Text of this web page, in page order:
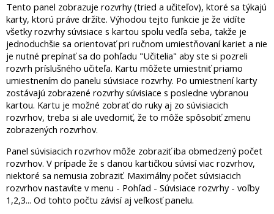
Tento panel zobrazuje rozvrhy (tried a učiteľov), ktoré sa týkajú
karty, ktorú práve držíte. Výhodou tejto funkcie je že vidíte
všetky rozvrhy súvisiace s kartou spolu vedľa seba, takže je
jednoduchšie sa orientovať pri ručnom umiestňovaní kariet a nie
je nutné prepínať sa do pohľadu "Učitelia" aby ste si pozreli
rozvrh príslušného učiteľa. Kartu môžete umiestniť priamo
umiestnením do panelu súvisiace rozvrhy. Po umiestnení karty
zostávajú zobrazené rozvrhy súvisiace s posledne vybranou
kartou. Kartu je možné zobrať do ruky aj zo súvisiacich
rozvrhov, treba si ale uvedomiť, že to môže spôsobiť zmenu
zobrazených rozvrhov.
Panel súvisiacich rozvrhov môže zobraziť iba obmedzený počet
rozvrhov. V prípade že s danou kartičkou súvisí viac rozvrhov,
niektoré sa nemusia zobraziť. Maximálny počet súvisiacich
rozvrhov nastavíte v menu - Pohľad - Súvisiace rozvrhy - voľby
1,2,3... Od tohto počtu závisí aj veľkosť panelu.